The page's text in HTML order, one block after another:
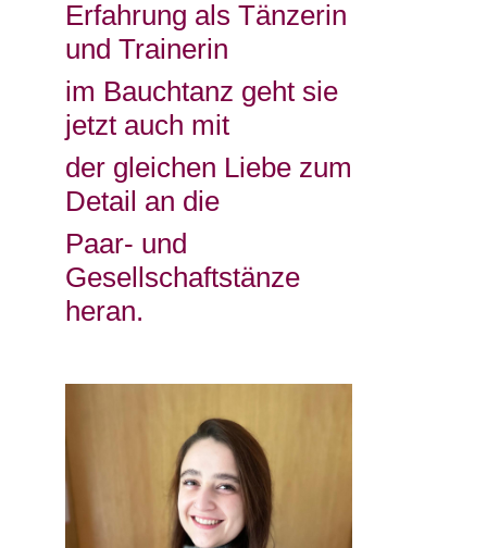
Erfahrung als Tänzerin
und Trainerin
im Bauchtanz geht sie
jetzt auch mit
der gleichen Liebe zum
Detail an die
Paar- und
Gesellschaftstänze
heran.